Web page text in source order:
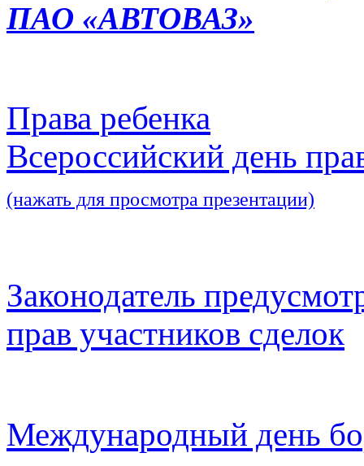
ПАО «АВТОВАЗ»
Права ребенка
Всероссийский день
(нажать для просмотра презентации)
Законодатель
прав участников сделок
Международный день